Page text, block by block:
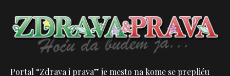
Portal “Zdrava i prava” je mesto na kome se prepliću